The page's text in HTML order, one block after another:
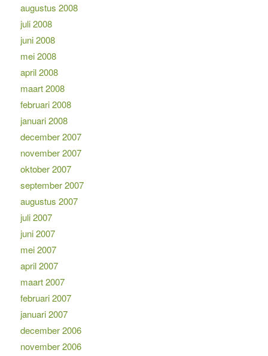
augustus 2008
juli 2008
juni 2008
mei 2008
april 2008
maart 2008
februari 2008
januari 2008
december 2007
november 2007
oktober 2007
september 2007
augustus 2007
juli 2007
juni 2007
mei 2007
april 2007
maart 2007
februari 2007
januari 2007
december 2006
november 2006